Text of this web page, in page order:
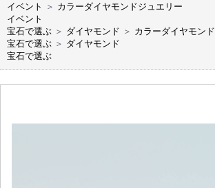
イベント
＞ カラーダイヤモンドジュエリー
イベント
宝石で選ぶ ＞ ダイヤモンド ＞ カラーダイヤモンド
宝石で選ぶ ＞ ダイヤモンド
宝石で選ぶ